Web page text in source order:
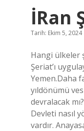
İRan
Tarih: Ekim 5, 2024
Hangi ülkeler
Şeriat’ı
Yemen.Daha
yıldönümü
devralacak
Devleti nasıl
vardır.